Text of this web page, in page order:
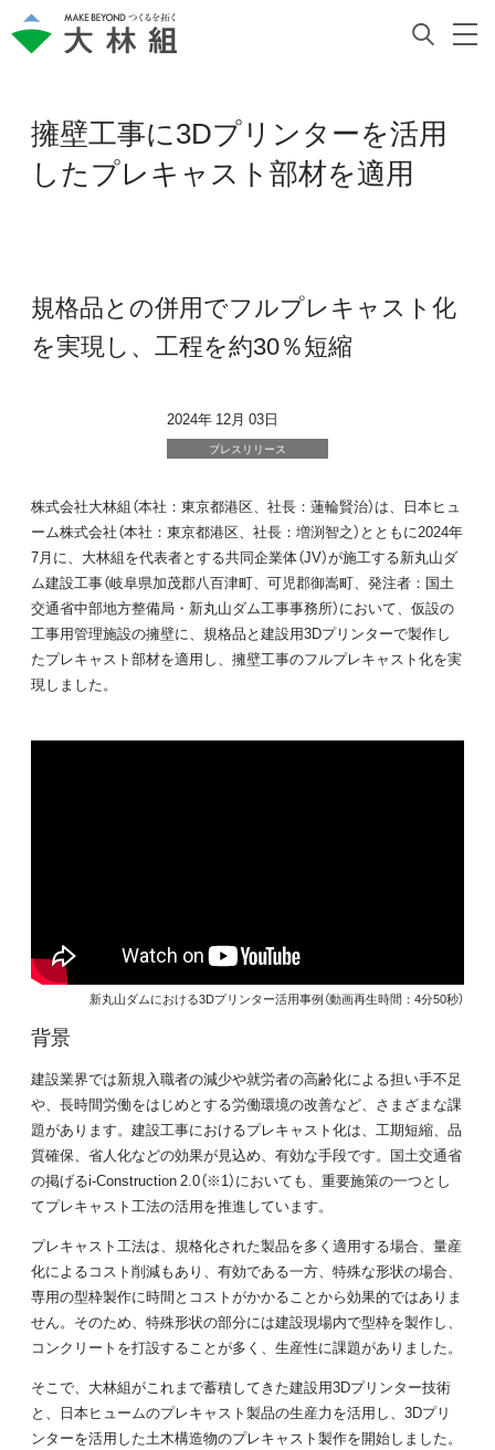
擁壁工事に3Dプリンターを活用
したプレキャスト部材を適用
規格品との併用でフルプレキャスト化
を実現し、工程を約30％短縮
2024年 12月 03日
プレスリリース
株式会社大林組（本社：東京都港区、社長：蓮輪賢治）は、日本ヒュ
ーム株式会社（本社：東京都港区、社長：増渕智之）とともに2024年
7月に、大林組を代表者とする共同企業体（JV）が施工する新丸山ダ
ム建設工事（岐阜県加茂郡八百津町、可児郡御嵩町、発注者：国土
交通省中部地方整備局・新丸山ダム工事事務所）において、仮設の
工事用管理施設の擁壁に、規格品と建設用3Dプリンターで製作し
たプレキャスト部材を適用し、擁壁工事のフルプレキャスト化を実
現しました。
新丸山ダムにおける3Dプリンター活用事例（動画再生時間：4分50秒）
背景
建設業界では新規入職者の減少や就労者の高齢化による担い手不足
や、長時間労働をはじめとする労働環境の改善など、さまざまな課
題があります。建設工事におけるプレキャスト化は、工期短縮、品
質確保、省人化などの効果が見込め、有効な手段です。国土交通省
の掲げるi-Construction 2.0（※1）においても、重要施策の一つとし
てプレキャスト工法の活用を推進しています。
プレキャスト工法は、規格化された製品を多く適用する場合、量産
化によるコスト削減もあり、有効である一方、特殊な形状の場合、
専用の型枠製作に時間とコストがかかることから効果的ではありま
せん。そのため、特殊形状の部分には建設現場内で型枠を製作し、
コンクリートを打設することが多く、生産性に課題がありました。
そこで、大林組がこれまで蓄積してきた建設用3Dプリンター技術
と、日本ヒュームのプレキャスト製品の生産力を活用し、3Dプリ
ンターを活用した土木構造物のプレキャスト製作を開始しました。